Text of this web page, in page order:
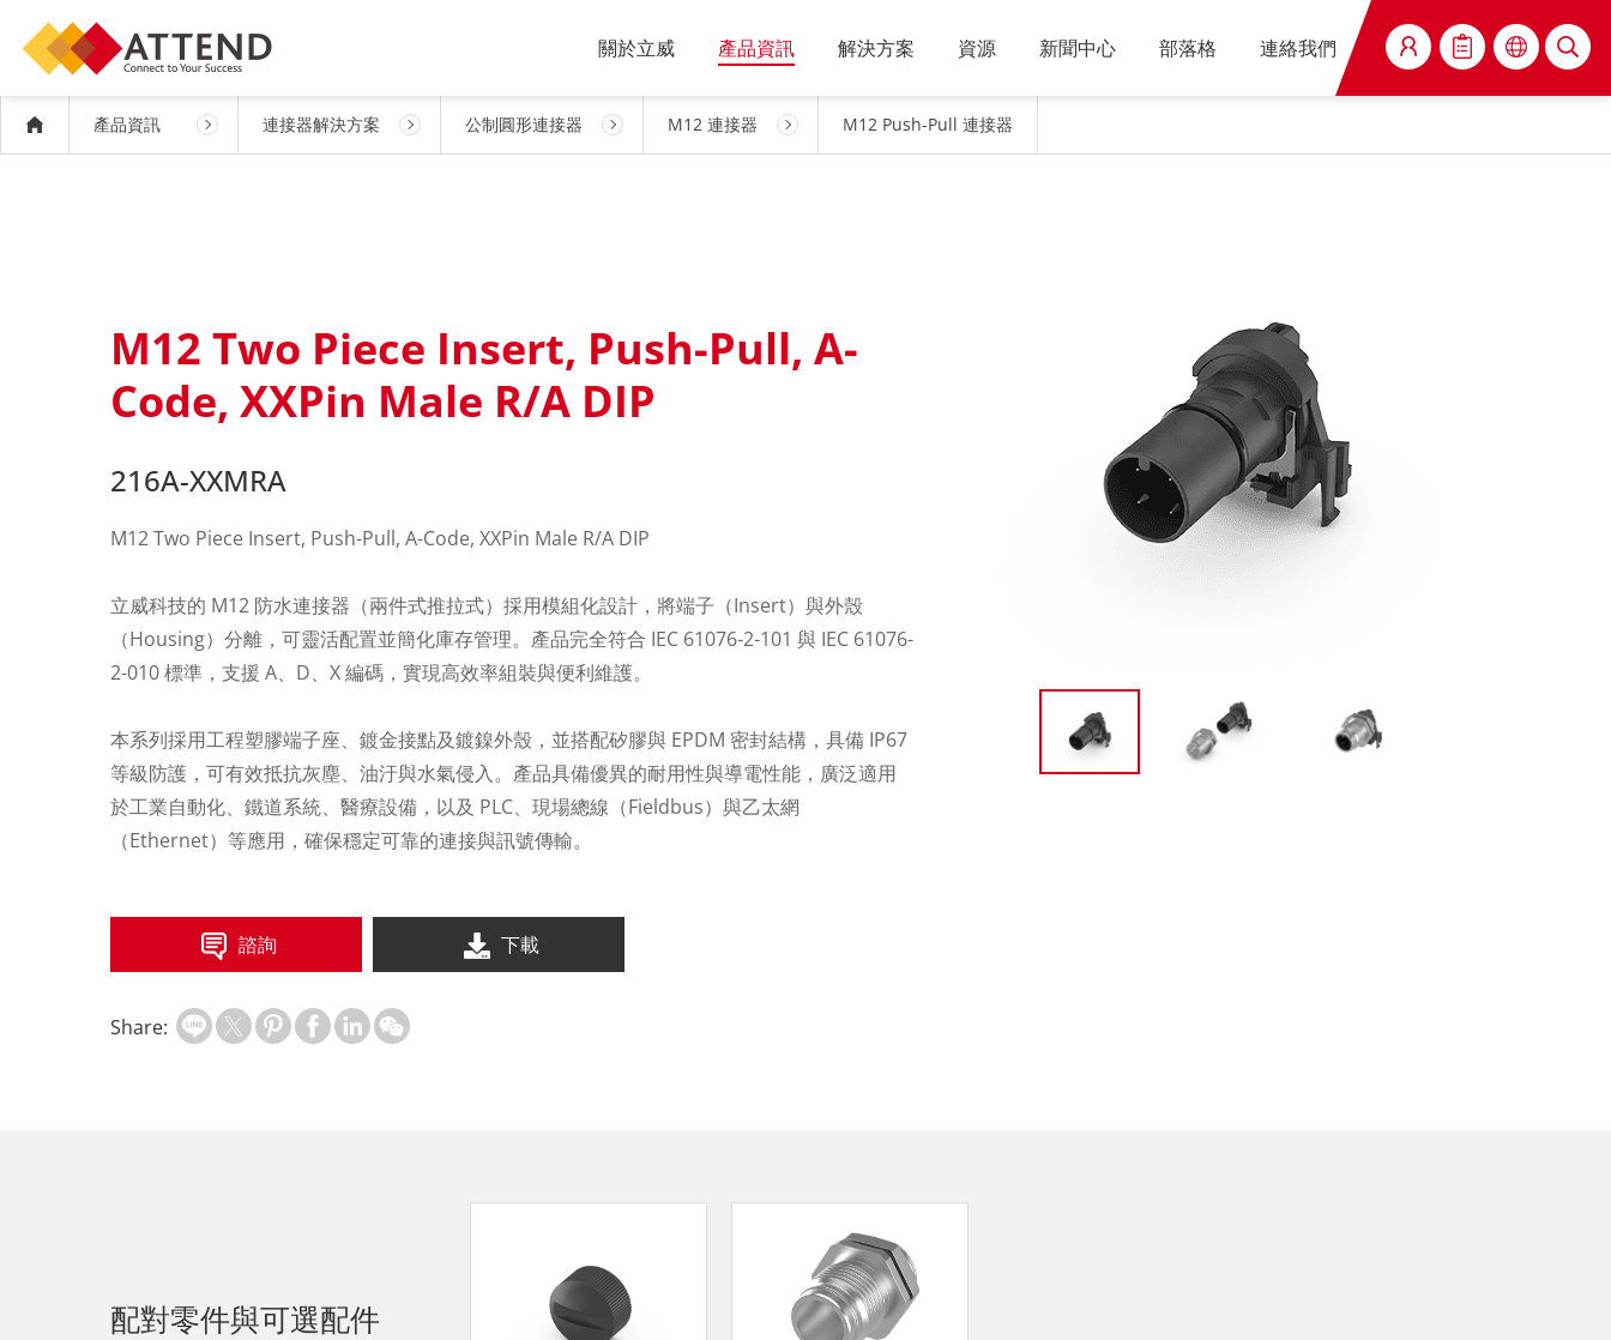
關於立威 產品資訊 解決方案 資源 新聞中心 部落格 連絡我們 搜尋
產品資訊 連接器解決方案 公制圓形連接器 M12 連接器 M12 Push-Pull 連接器
M12 Two Piece Insert, Push-Pull, A-
Code, XXPin Male R/A DIP
216A-XXMRA
M12 Two Piece Insert, Push-Pull, A-Code, XXPin Male R/A DIP
立威科技的 M12 防水連接器（兩件式推拉式）採用模組化設計，將端子（Insert）與外殼
（Housing）分離，可靈活配置並簡化庫存管理。產品完全符合 IEC 61076-2-101 與 IEC 61076-
2-010 標準，支援 A、D、X 編碼，實現高效率組裝與便利維護。
本系列採用工程塑膠端子座、鍍金接點及鍍鎳外殼，並搭配矽膠與 EPDM 密封結構，具備 IP67
等級防護，可有效抵抗灰塵、油汙與水氣侵入。產品具備優異的耐用性與導電性能，廣泛適用
於工業自動化、鐵道系統、醫療設備，以及 PLC、現場總線（Fieldbus）與乙太網
（Ethernet）等應用，確保穩定可靠的連接與訊號傳輸。
諮詢 下載
Share:
配對零件與可選配件